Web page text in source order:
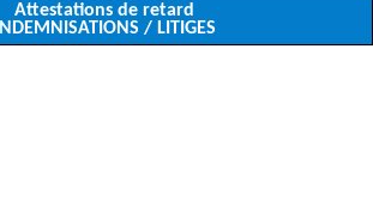
Attestations de retard
INDEMNISATIONS / LITIGES